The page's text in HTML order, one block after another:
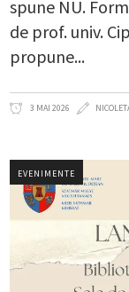
spune NU.
de prof. univ.
propune
3 MAI 2026
EVENIMENTE